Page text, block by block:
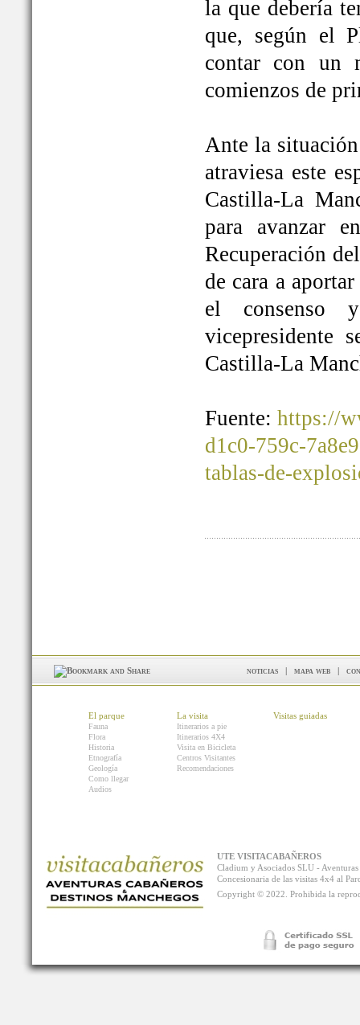
la que debería
que, según el
contar con un
comienzos de
Ante la
atraviesa este
Castilla-La
para avanzar
Recuperación
de cara a
el consenso
vicepresidente
Castilla-La
Fuente: https://
d1c0-759c-
tablas-de-
noticias | mapa web |
El parque
Fauna
Flora
Historia
Etnografía
Geología
Como llegar
Audios
La visita
Itinerarios a pie
Itinerarios 4X4
Visita en Bicicleta
Centros Visitantes
Recomendaciones
Visitas guiadas
UTE VISITACABAÑEROS
Cladium y Asociados SLU -
Concesionaria de las visitas 4x4 al
Copyright © 2022. Prohibida la